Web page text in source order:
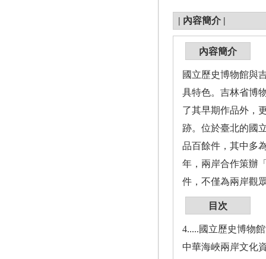
| 內容簡介 |
內容簡介
國立歷史博物館與
具特色。吉林省博
了其早期作品外，
跡。位於臺北的國
品百餘件，其中多
年，兩岸合作策辦
件，不僅為兩岸觀
目次
4.....國立歷史博物
中華海峽兩岸文化